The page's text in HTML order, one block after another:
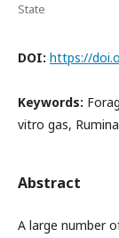
State
DOI: https://
Keywords:
vitro gas,
Abstract
A large number